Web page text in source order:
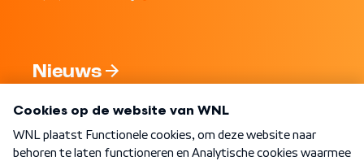
Nieuws
Nieuwsbrief